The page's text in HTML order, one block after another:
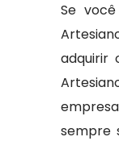
Se
adquirir
sempre